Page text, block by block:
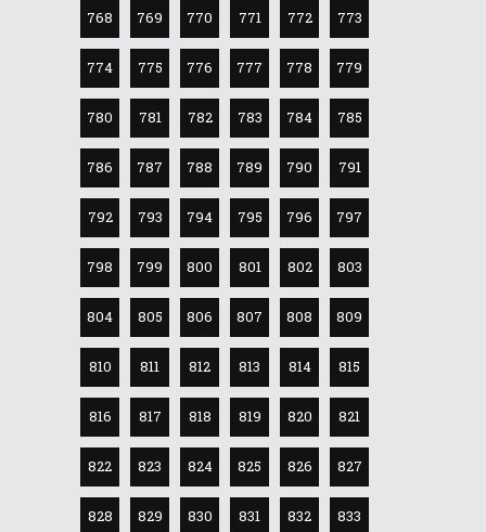
768 769 770 771 772 773
774 775 776 777 778 779
780 781 782 783 784 785
786 787 788 789 790 791
792 793 794 795 796 797
798 799 800 801 802 803
804 805 806 807 808 809
810 811 812 813 814 815
816 817 818 819 820 821
822 823 824 825 826 827
828 829 830 831 832 833